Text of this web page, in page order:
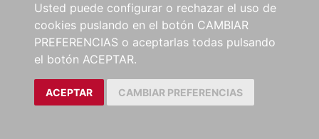
Usted puede configurar o rechazar el uso de
cookies puslando en el botón CAMBIAR
PREFERENCIAS o aceptarlas todas pulsando
el botón ACEPTAR.
ACEPTAR CAMBIAR PREFERENCIAS